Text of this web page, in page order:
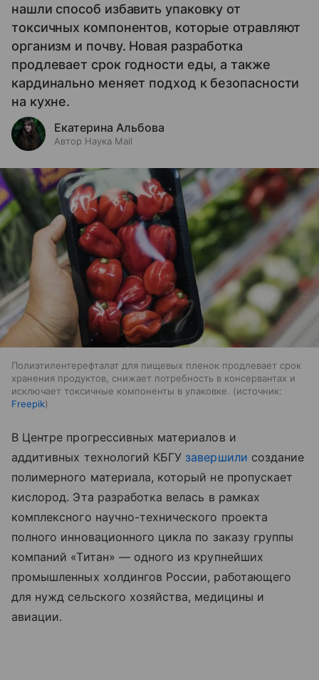
нашли способ избавить упаковку от
токсичных компонентов, которые отравляют
организм и почву. Новая разработка
продлевает срок годности еды, а также
кардинально меняет подход к безопасности
на кухне.
Екатерина Альбова
Автор Наука Mail
Полиэтилентерефталат для пищевых пленок продлевает срок
хранения продуктов, снижает потребность в консервантах и
исключает токсичные компоненты в упаковке.
источник:
Freepik
В Центре прогрессивных материалов и
аддитивных технологий КБГУ завершили создание
полимерного материала, который не пропускает
кислород. Эта разработка велась в рамках
комплексного научно-технического проекта
полного инновационного цикла по заказу группы
компаний «Титан» — одного из крупнейших
промышленных холдингов России, работающего
для нужд сельского хозяйства, медицины и
авиации.